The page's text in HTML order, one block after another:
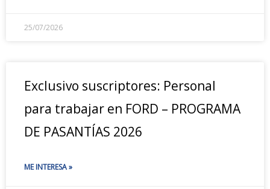
25/07/2026
Exclusivo suscriptores: Personal
para trabajar en FORD – PROGRAMA
DE PASANTÍAS 2026
ME INTERESA »